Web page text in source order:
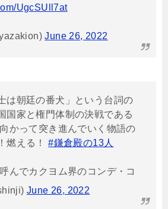
UgcSUll7at
June 26, 2022
は朝廷の番犬」という台詞の
国家と権門体制の決戦である
かって突き進んでいく物語の
燃える！#鎌倉殿の13人
んでカクヨム界のコンデ・コ
June 26, 2022